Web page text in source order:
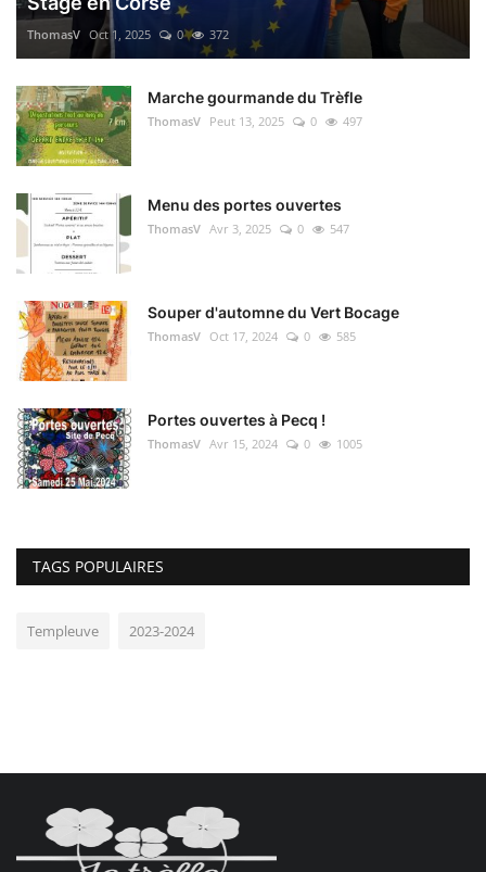
ThomasV Oct 1, 2025 0 372
Marche gourmande du Trèfle
ThomasV Peut 13, 2025 0 497
Menu des portes ouvertes
ThomasV Avr 3, 2025 0 547
Souper d'automne du Vert Bocage
ThomasV Oct 17, 2024 0 585
Portes ouvertes à Pecq !
ThomasV Avr 15, 2024 0 1005
TAGS POPULAIRES
Templeuve 2023-2024